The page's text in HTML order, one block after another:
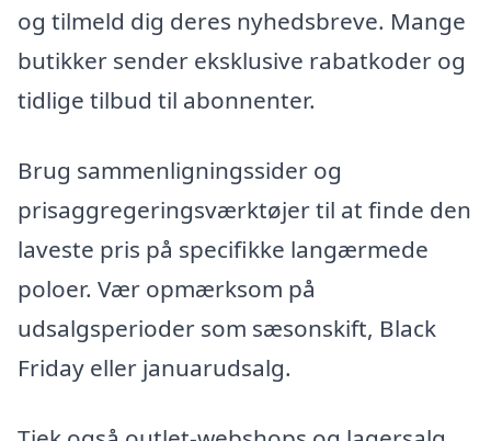
og tilmeld dig deres nyhedsbreve. Mange
butikker sender eksklusive rabatkoder og
tidlige tilbud til abonnenter.
Brug sammenligningssider og
prisaggregeringsværktøjer til at finde den
laveste pris på specifikke langærmede
poloer. Vær opmærksom på
udsalgsperioder som sæsonskift, Black
Friday eller januarudsalg.